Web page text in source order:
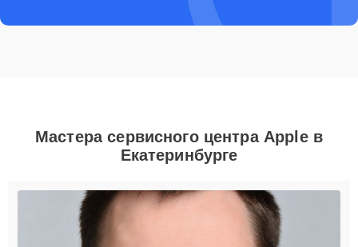
Мастера сервисного центра Apple в
Екатеринбурге